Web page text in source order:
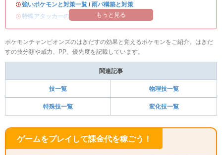
・強いポケモンと対策一覧 / 雨パ構築と対策
・特殊アタッカーのおすすめランキング
もっと見る
ポケモンチャンピオンズのはきだすの効果と覚えるポケモンをご紹介。はきだ
すの技分類や威力、PP、優先度を記載しています。
関連記事
技一覧 物理技一覧
特殊技一覧 変化技一覧
ゲームをプレイして課金代を稼ごう！